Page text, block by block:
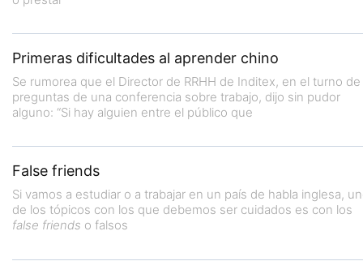
Primeras dificultades al aprender chino
Se rumorea que el Director de RRHH de Inditex, en el turno de
preguntas de una conferencia sobre trabajo, dijo sin pudor
alguno: “Si hay alguien entre el público que
False friends
Si vamos a estudiar o a trabajar en un país de habla inglesa,
de los tópicos con los que debemos ser cuidados es con los
false friends o falsos